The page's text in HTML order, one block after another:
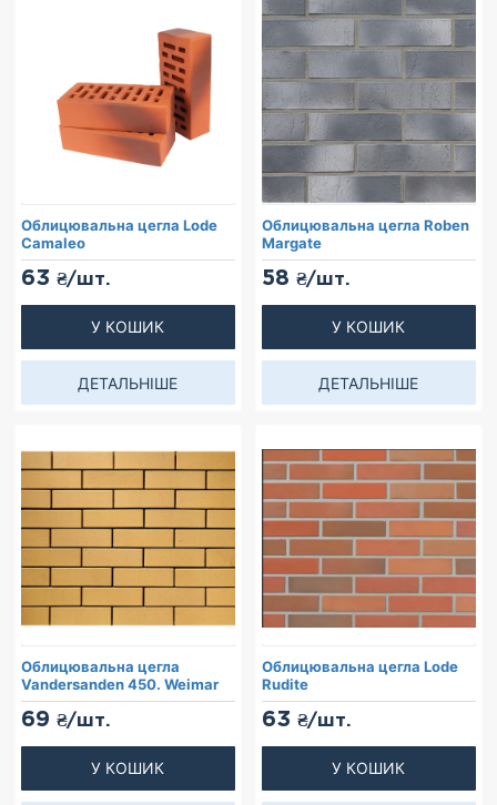
Облицювальна цегла Lode
Camaleo
63 ₴/шт.
У КОШИК
ДЕТАЛЬНІШЕ
Облицювальна цегла Roben
Margate
58 ₴/шт.
У КОШИК
ДЕТАЛЬНІШЕ
Облицювальна цегла
Vandersanden 450. Weimar
69 ₴/шт.
У КОШИК
Облицювальна цегла Lode
Rudite
63 ₴/шт.
У КОШИК